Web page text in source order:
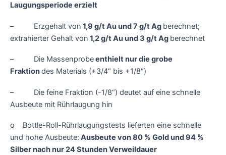
Laugungsperiode erzielt
– Erzgehalt von 1,9 g/t Au und 7 g/t Ag berechnet;
extrahierter Gehalt von 1,2 g/t Au und 3 g/t Ag berechnet
– Die Massenprobeenthielt nur die grobe
Fraktiondes Materials (+3/4“ bis +1/8“)
– Die feine Fraktion (-1/8“) deutet auf eine schnelle
Ausbeute mit Rührlaugung hin
o Bottle-Roll-Rührlaugungstests lieferten eine schnelle
und hohe Ausbeute: Ausbeute von 80 % Gold und 94 %
Silber nach nur 24 Stunden Verweildauer